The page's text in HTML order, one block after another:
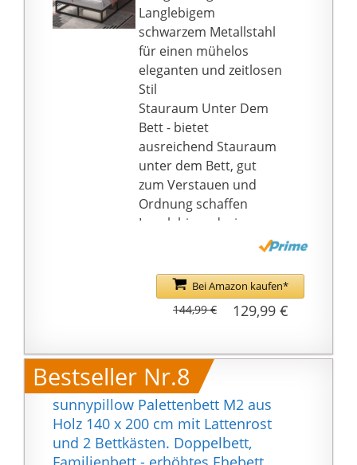
bereiten wir jede
Bestellung mit sehr
großer Aufmerksamkeit
und Liebe zum Detail
vor. Die langjährige
Erfahrung in
Holzbearbeitung
garantiert einen
gesunden und ruhigen
Schlaf!
❌ ACHTUNG ! Die
Lieferung erfolgt ohne
Langlebigem
schwarzem Metallstahl
für einen mühelos
eleganten und zeitlosen
Stil
Stauraum Unter Dem
Bett - bietet
ausreichend Stauraum
unter dem Bett, gut
zum Verstauen und
Ordnung schaffen
Langlebiges design -
Robuster Stahlrahmen
und Langlebigkeit; 90 x
200 cm für ein
Höchstgewicht von Bis
Größen sind für Bis zu
318 kg geeignet
Geräuschfrei - Die eng
beieinander liegenden
Holzlatten minimieren
Geräusche, während
Bei Amazon kaufen*
129,99 €
144,99 €
Bestseller Nr.8
sunnypillow Palettenbett M2 aus
Holz 140 x 200 cm mit Lattenrost
und 2 Bettkästen. Doppelbett,